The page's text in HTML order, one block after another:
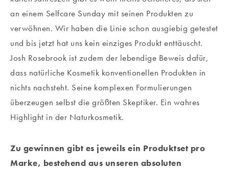
an einem Selfcare Sunday mit seinen Produkten zu
verwöhnen. Wir haben die Linie schon ausgiebig getestet
und bis jetzt hat uns kein einziges Produkt enttäuscht.
Josh Rosebrook ist zudem der lebendige Beweis dafür,
dass natürliche Kosmetik konventionellen Produkten in
nichts nachsteht. Seine komplexen Formulierungen
überzeugen selbst die größten Skeptiker. Ein wahres
Highlight in der Naturkosmetik.
Zu gewinnen gibt es jeweils ein Produktset pro
Marke, bestehend aus unseren absoluten